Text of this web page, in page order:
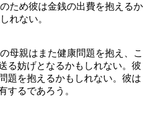
ため彼は金銭の出費を抱えるか
れない。
母親はまた健康問題を抱え、こ
る妨げとなるかもしれない。彼
題を抱えるかもしれない。彼は
するであろう。